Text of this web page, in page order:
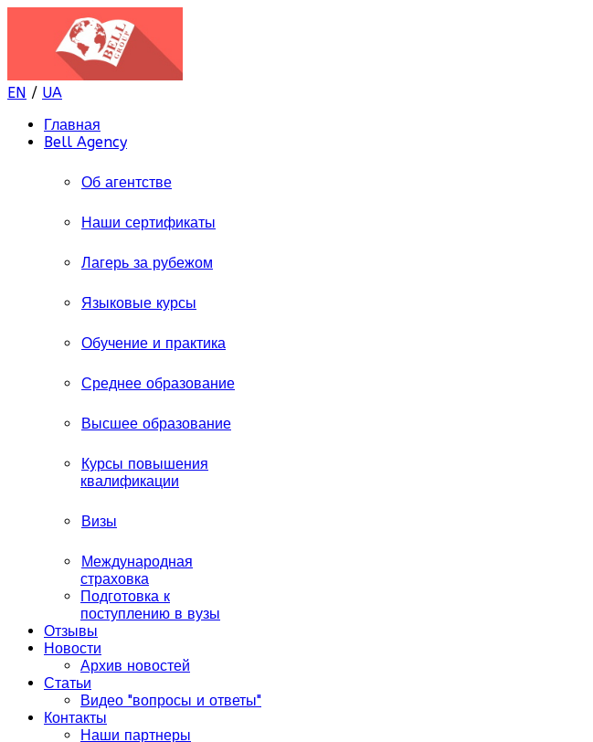
EN / UA
Главная
Bell Agency
Об агентстве
Наши сертификаты
Лагерь за рубежом
Языковые курсы
Обучение и практика
Среднее образование
Высшее образование
Курсы повышения
квалификации
Визы
Международная
страховка
Подготовка к
поступлению в вузы
Отзывы
Новости
Архив новостей
Статьи
Видео "вопросы и ответы"
Контакты
Наши партнеры